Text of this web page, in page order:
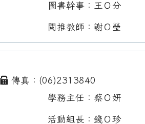
圖書幹事：王Ｏ分
閱推教師：謝Ｏ瑩
傳真：(06)2313840
學務主任：蔡Ｏ妍
活動組長：錢Ｏ珍